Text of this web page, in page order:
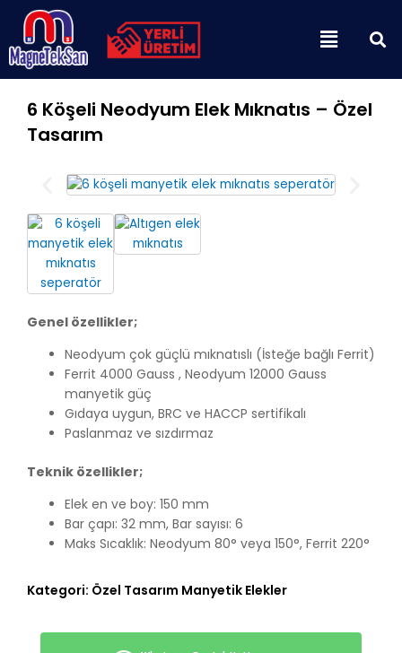
İçeriğe
Menu
6 Köşeli Neodyum Elek Mıknatıs – Özel
Tasarım
Genel özellikler;
Neodyum çok güçlü mıknatıslı (İsteğe bağlı Ferrit)
Ferrit 4000 Gauss , Neodyum 12000 Gauss
manyetik güç
Gıdaya uygun, BRC ve HACCP sertifikalı
Paslanmaz ve sızdırmaz
Teknik özellikler;
Elek en ve boy: 150 mm
Bar çapı: 32 mm, Bar sayısı: 6
Maks Sıcaklık: Neodyum 80° veya 150°, Ferrit 220°
Kategori: Özel Tasarım Manyetik Elekler